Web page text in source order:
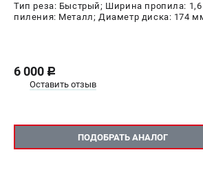
Тип реза: Быстрый; Ширина пропила:
пиления: Металл; Диаметр диска: 174
6 000 c
Оставить отзыв
ПОДОБРАТЬ АНАЛОГ